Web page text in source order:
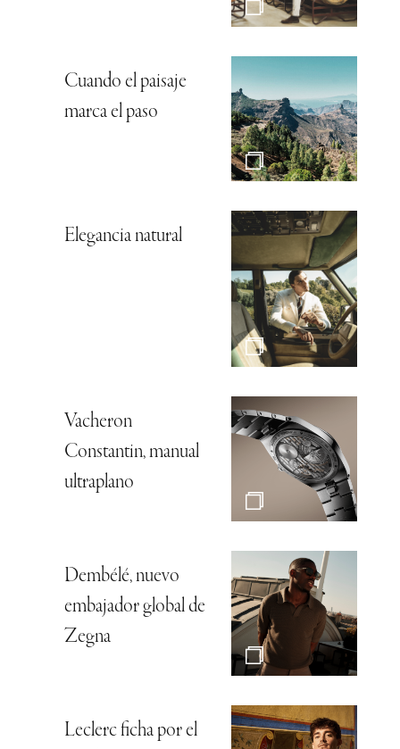
Cuando el paisaje
marca el paso
Elegancia natural
Vacheron
Constantin, manual
ultraplano
Dembélé, nuevo
embajador global de
Zegna
Leclerc ficha por el